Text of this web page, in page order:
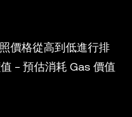
價格從高到低進行排
− 預估消耗 Gas 價值